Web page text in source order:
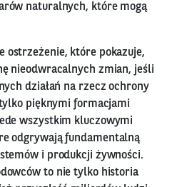
naturalnych, które mogą
ostrzeżenie, które pokazuje,
nieodwracalnych zmian, jeśli
działań na rzecz ochrony
pięknymi formacjami
wszystkim kluczowymi
odgrywają fundamentalną
i produkcji żywności.
to nie tylko historia